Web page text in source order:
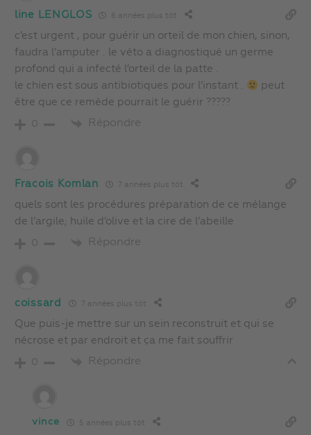
line LENGLOS 6 années plus tôt
c’est urgent , pour guérir un orteil de mon chien, sinon,
faudra l’amputer . le véto a diagnostiqué un germe
profond qui a infecté l’orteil de la patte .
le chien est sous antibiotiques pour l’instant .
peut
être que ce remède pourrait le guérir ?????
0 Répondre
Fracois Komlan 7 années plus tôt
quels sont les procédures préparation de ce mélange
de l’argile; huile d’olive et la cire de l’abeille
0 Répondre
coissard 7 années plus tôt
Que puis-je mettre sur un sein reconstruit et qui se
nécrose et par endroit et ça me fait souffrir
0 Répondre
vince 5 années plus tôt